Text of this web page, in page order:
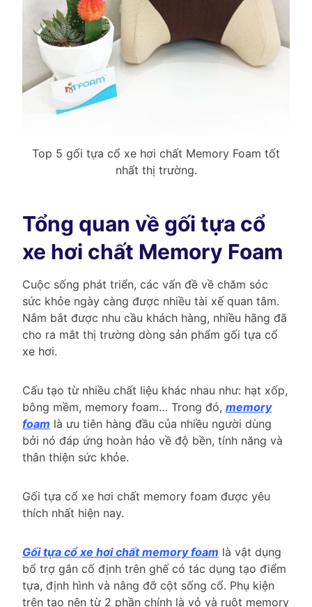
Top 5 gối tựa cổ xe hơi chất Memory Foam tốt
nhất thị trường.
Tổng quan về gối tựa cổ
xe hơi chất Memory Foam
Cuộc sống phát triển, các vấn đề về chăm sóc
sức khỏe ngày càng được nhiều tài xế quan tâm.
Nắm bắt được nhu cầu khách hàng, nhiều hãng đã
cho ra mắt thị trường dòng sản phẩm gối tựa cổ
xe hơi.
Cấu tạo từ nhiều chất liệu khác nhau như: hạt xốp,
bông mềm, memory foam… Trong đó, memory
foam là ưu tiên hàng đầu của nhiều người dùng
bởi nó đáp ứng hoàn hảo về độ bền, tính năng và
thân thiện sức khỏe.
Gối tựa cổ xe hơi chất memory foam được yêu
thích nhất hiện nay.
Gối tựa cổ xe hơi chất memory foam là vật dụng
bổ trợ gắn cố định trên ghế có tác dụng tạo điểm
tựa, định hình và nâng đỡ cột sống cổ. Phụ kiện
trên tạo nên từ 2 phần chính là vỏ và ruột memory